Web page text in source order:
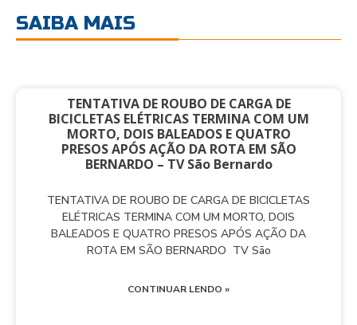
SAIBA MAIS
TENTATIVA DE ROUBO DE CARGA DE
BICICLETAS ELÉTRICAS TERMINA COM UM
MORTO, DOIS BALEADOS E QUATRO
PRESOS APÓS AÇÃO DA ROTA EM SÃO
BERNARDO – TV São Bernardo
TENTATIVA DE ROUBO DE CARGA DE BICICLETAS
ELÉTRICAS TERMINA COM UM MORTO, DOIS
BALEADOS E QUATRO PRESOS APÓS AÇÃO DA
ROTA EM SÃO BERNARDO TV São
CONTINUAR LENDO »